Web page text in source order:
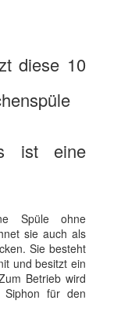
diese 10
ist eine
Spüle ohne
sie auch als
Sie besteht
und besitzt ein
Betrieb wird
für den